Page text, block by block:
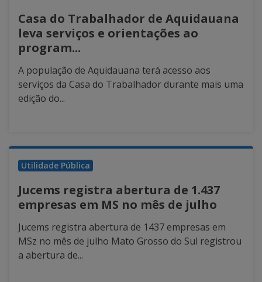
Casa do Trabalhador de Aquidauana
leva serviços e orientações ao
program...
A população de Aquidauana terá acesso aos
serviços da Casa do Trabalhador durante mais uma
edição do...
Utilidade Pública
Jucems registra abertura de 1.437
empresas em MS no mês de julho
Jucems registra abertura de 1437 empresas em
MSz no mês de julho Mato Grosso do Sul registrou
a abertura de...